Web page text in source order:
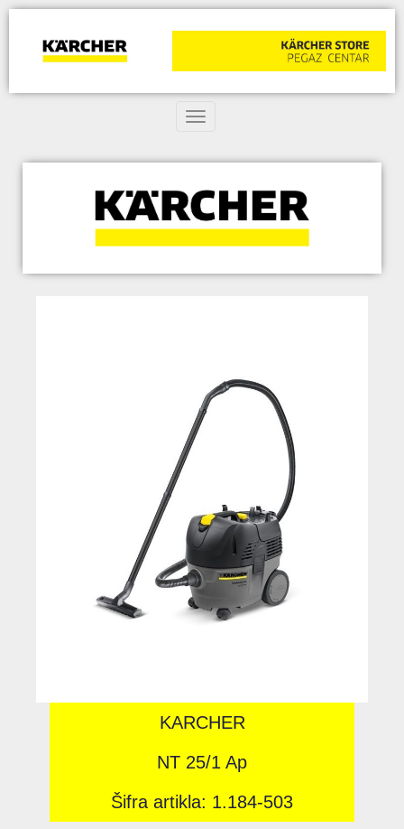
Toggle navigation
KARCHER
NT 25/1 Ap
Šifra artikla: 1.184-503